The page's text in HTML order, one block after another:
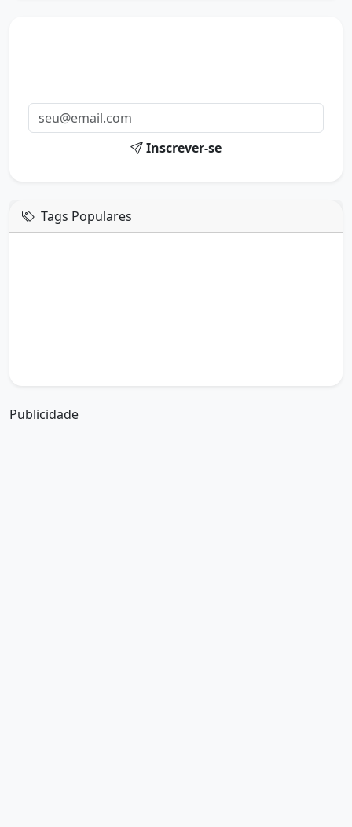
Inscrever-se
Tags Populares
Publicidade